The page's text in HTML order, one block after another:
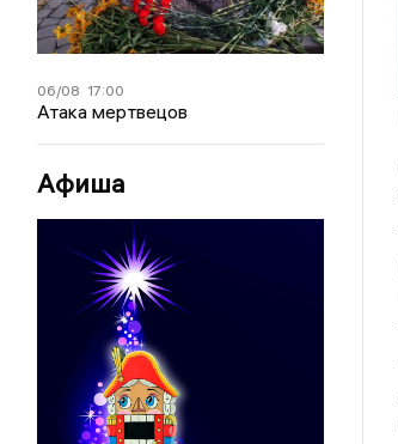
06/08 17:00
Атака мертвецов
Афиша